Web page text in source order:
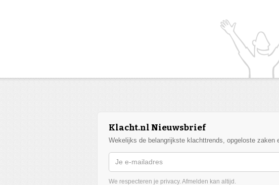
Klacht.nl Nieuwsbrief
Wekelijks de belangrijkste klachttrends, opgeloste zaken
We respecteren je privacy. Afmelden kan altijd.